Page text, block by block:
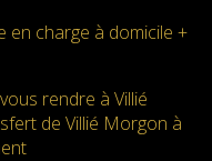
en charge à domicile +
rendre à Villié
de Villié Morgon à